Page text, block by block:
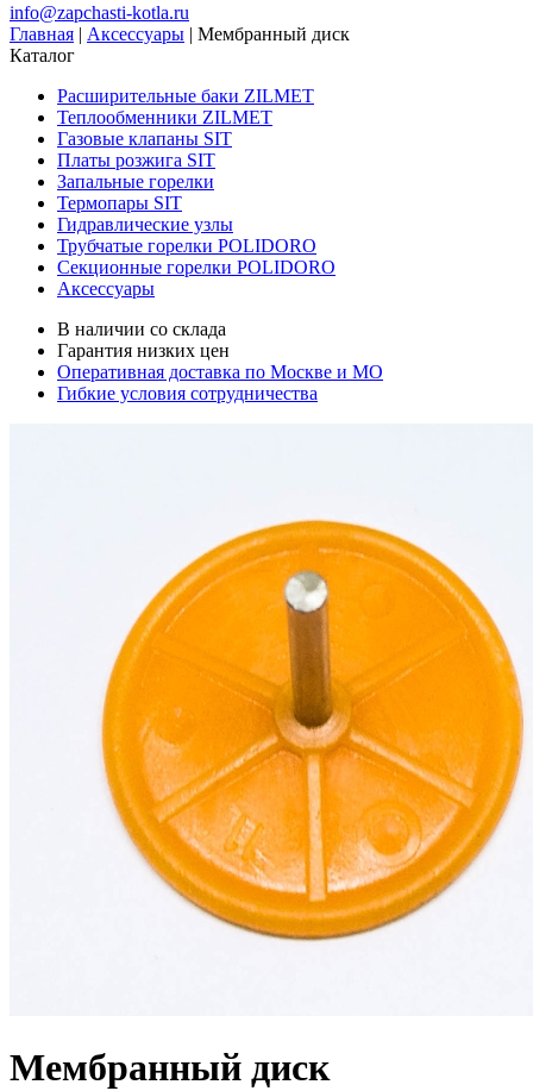
info@zapchasti-kotla.ru
Главная | Аксессуары | Мембранный диск
Каталог
Расширительные баки ZILMET
Теплообменники ZILMET
Газовые клапаны SIT
Платы розжига SIT
Запальные горелки
Термопары SIT
Гидравлические узлы
Трубчатые горелки POLIDORO
Секционные горелки POLIDORO
Аксессуары
В наличии со склада
Гарантия низких цен
Оперативная доставка по Москве и МО
Гибкие условия сотрудничества
Мембранный диск